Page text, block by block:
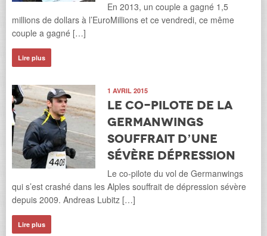
En 2013, un couple a gagné 1,5
millions de dollars à l’EuroMillions et ce vendredi, ce même
couple a gagné […]
Lire plus
1 AVRIL 2015
Le co-pilote de la
Germanwings
souffrait d’une
sévère dépression
Le co-pilote du vol de Germanwings
qui s’est crashé dans les Alples souffrait de dépression sévère
depuis 2009. Andreas Lubitz […]
Lire plus